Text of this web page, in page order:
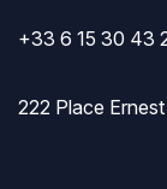
+33 6 15 30 43
222 Place